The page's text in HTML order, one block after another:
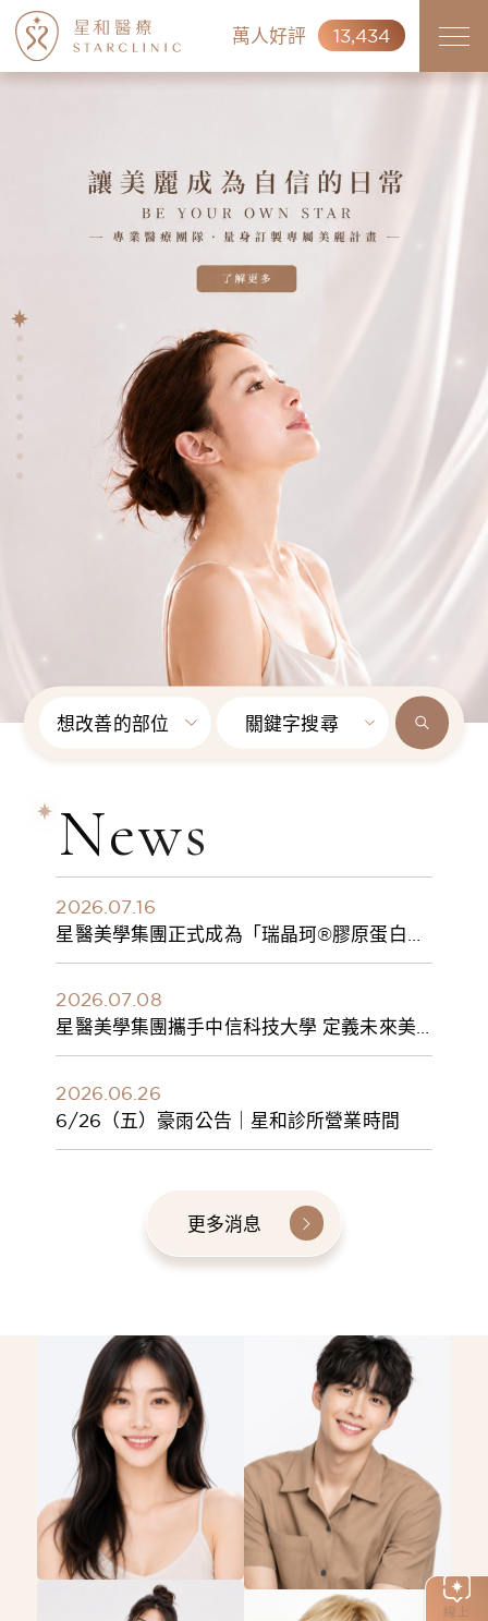
線上
萬人好評 13,434
想改善的部位 關鍵字搜尋
News
2026.07.16
星醫美學集團正式成為「瑞晶珂®膠原蛋白植
入劑」台灣獨家總代理
2026.07.08
星醫美學集團攜手中信科技大學 定義未來美
學人才新標準 建構健康美學產學共育模式 串
2026.06.26
6/26（五）豪雨公告｜星和診所營業時間
更多消息